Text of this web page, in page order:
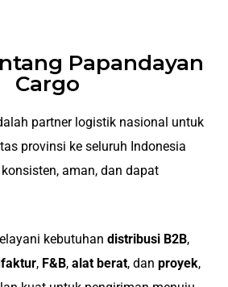
Papandayan
Cargo
partner logistik nasional untuk
provinsi ke seluruh Indonesia
aman, dan dapat
kebutuhan distribusi B2B,
, F&B, alat berat, dan proyek,